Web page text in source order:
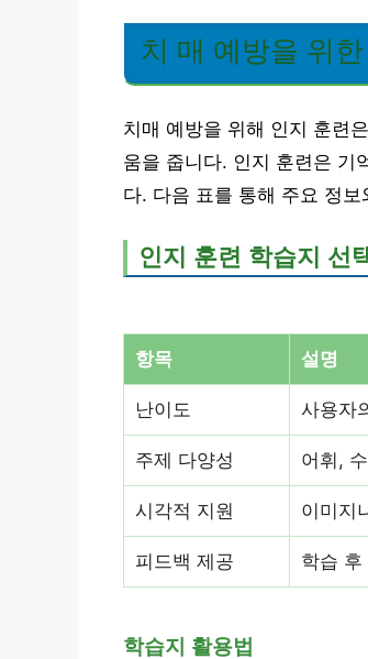
치 매 예방을 위
치매 예방을 위해 인지 훈련
움을 줍니다. 인지 훈련은 기
다. 다음 표를 통해 주요 정
인지 훈련 학습지 선
항목 설명
난이도 사용자
주제 다양성 어휘,
시각적 지원 이미지
피드백 제공 학습
학습지 활용법